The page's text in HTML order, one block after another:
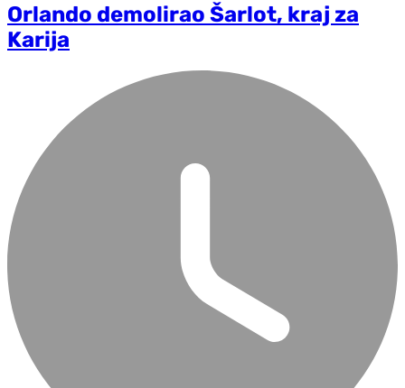
Orlando demolirao Šarlot, kraj za
Karija